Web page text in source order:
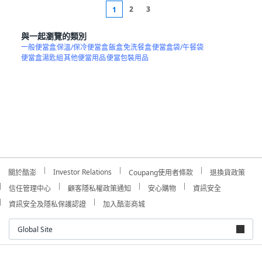
1 2 3
與一起瀏覽的類別
一般便當盒保溫/保冷便當盒飯盒免洗餐盒便當盒袋/午餐袋
便當盒湯匙組其他便當用品便當包裝用品
關於酷澎 Investor Relations Coupang使用者條款
退換貨政策
信任管理中心
顧客隱私權政策通知 安心購物
資訊安全
資訊安全及隱私保護認證
加入酷澎商城
Global Site